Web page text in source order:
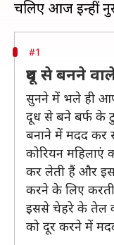
#1
दूध से बनने
सुनने में भले ही
दूध से बने बर्फ के
बनाने में मदद
कोरियन
कर लेती हैं और
करने के लिए
इससे चेहरे के तेल
को दूर करने में